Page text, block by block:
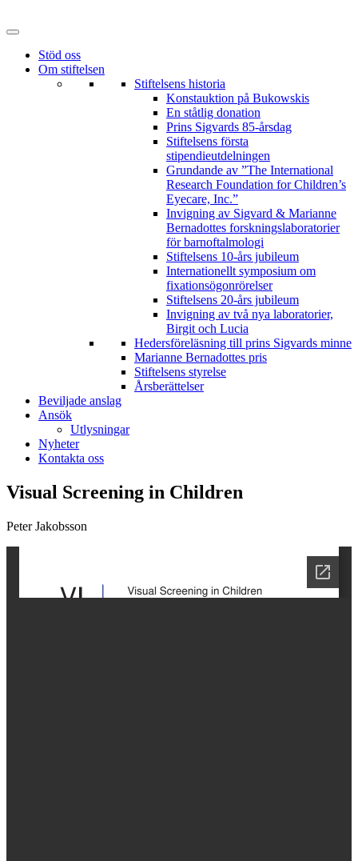
till
Stöd oss
Om stiftelsen
Stiftelsens historia
Konstauktion på Bukowskis
En ståtlig donation
Prins Sigvards 85-årsdag
Stiftelsens första
stipendieutdelningen
Grundande av ”The International
Research Foundation for Children’s
Eyecare, Inc.”
Invigning av Sigvard & Marianne
Bernadottes forskningslaboratorier
för barnoftalmologi
Stiftelsens 10-års jubileum
Internationellt symposium om
fixationsögonrörelser
Stiftelsens 20-års jubileum
Invigning av två nya laboratorier,
Birgit och Lucia
Hedersföreläsning till prins Sigvards minne
Marianne Bernadottes pris
Stiftelsens styrelse
Årsberättelser
Beviljade anslag
Ansök
Utlysningar
Nyheter
Kontakta oss
Visual Screening in Children
Peter Jakobsson